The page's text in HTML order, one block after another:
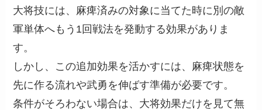
大将技には、麻痺済みの対象に当てた時に別の敵
軍単体へもう1回戦法を発動する効果がありま
す。
しかし、この追加効果を活かすには、麻痺状態を
先に作る流れや武勇を伸ばす準備が必要です。
条件がそろわない場合は、大将効果だけを見て無